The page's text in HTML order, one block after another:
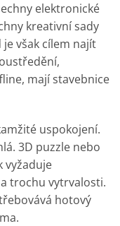
elektronické
kreativní sady
však cílem najít
mají stavebnice
uspokojení.
3D puzzle nebo
vyžaduje
trochu vytrvalosti.
hotový